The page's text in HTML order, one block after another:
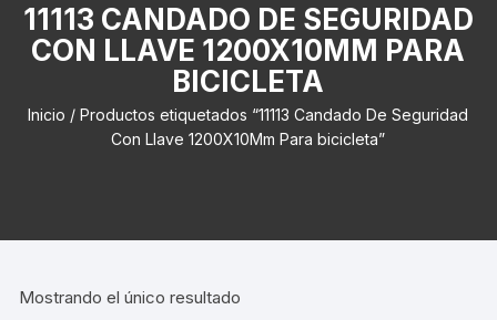
11113 CANDADO DE SEGURIDAD
CON LLAVE 1200X10MM PARA
BICICLETA
Inicio / Productos etiquetados “11113 Candado De Seguridad
Con Llave 1200X10Mm Para bicicleta”
Mostrando el único resultado